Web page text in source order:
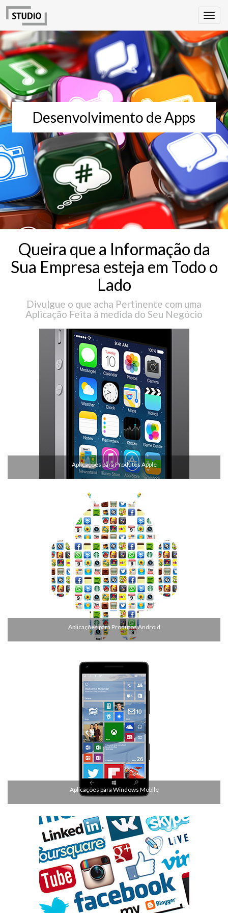
Desenvolvimento de Apps
Queira que a Informação da
Sua Empresa esteja em Todo o
Lado
Divulgue o que acha Pertinente com uma
Aplicação Feita à medida do Seu Negócio
Aplicações para Produtos Apple
Aplicações para Produtos Android
Aplicações para Windows Mobile